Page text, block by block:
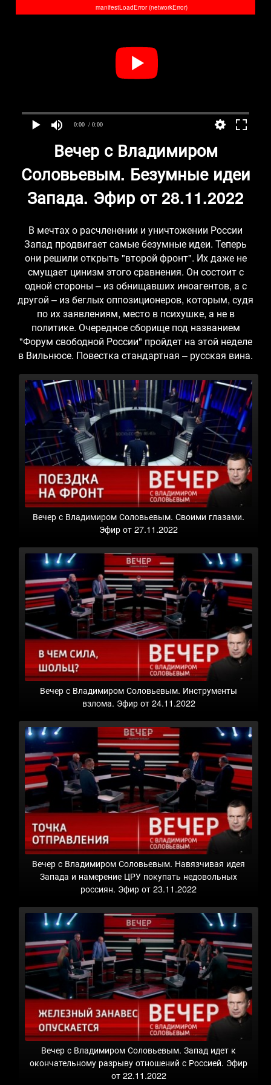
0:00 / 0:00
manifestLoadError (networkError)
Вечер с Владимиром
Соловьевым. Безумные идеи
Запада. Эфир от 28.11.2022
В мечтах о расчленении и уничтожении России
Запад продвигает самые безумные идеи. Теперь
они решили открыть "второй фронт". Их даже не
смущает цинизм этого сравнения. Он состоит с
одной стороны – из обнищавших иноагентов, а с
другой – из беглых оппозиционеров, которым, судя
по их заявлениям, место в психушке, а не в
политике. Очередное сборище под названием
"Форум свободной России" пройдет на этой неделе
в Вильнюсе. Повестка стандартная – русская вина.
Вечер с Владимиром Соловьевым. Своими глазами.
Эфир от 27.11.2022
Вечер с Владимиром Соловьевым. Инструменты
взлома. Эфир от 24.11.2022
Вечер с Владимиром Соловьевым. Навязчивая идея
Запада и намерение ЦРУ покупать недовольных
россиян. Эфир от 23.11.2022
Вечер с Владимиром Соловьевым. Запад идет к
окончательному разрыву отношений с Россией. Эфир
от 22.11.2022